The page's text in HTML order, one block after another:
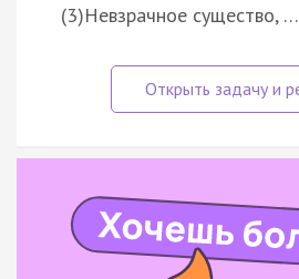
(3)Невзрачное существо, …